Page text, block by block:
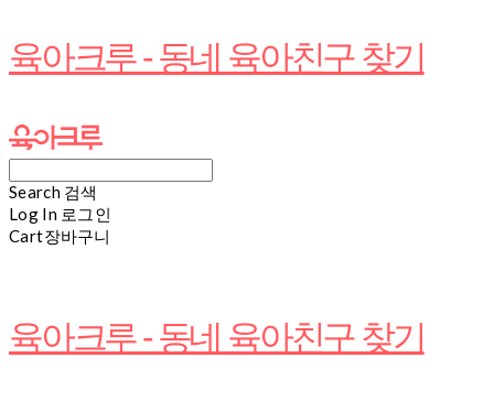
육아크루 - 동네 육아친구 찾기
Search 검색
Log In 로그인
Cart장바구니
육아크루 - 동네 육아친구 찾기